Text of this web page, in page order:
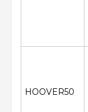
HOOVER50